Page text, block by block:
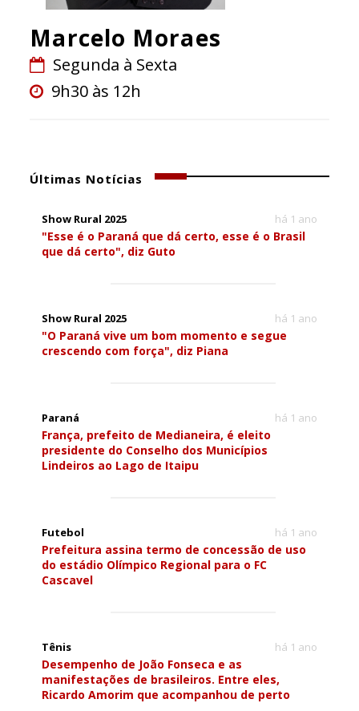
Marcelo Moraes
Segunda à Sexta
9h30 às 12h
Últimas Notícias
Show Rural 2025 há 1 ano
"Esse é o Paraná que dá certo, esse é o Brasil
que dá certo", diz Guto
Show Rural 2025 há 1 ano
"O Paraná vive um bom momento e segue
crescendo com força", diz Piana
Paraná há 1 ano
França, prefeito de Medianeira, é eleito
presidente do Conselho dos Municípios
Lindeiros ao Lago de Itaipu
Futebol há 1 ano
Prefeitura assina termo de concessão de uso
do estádio Olímpico Regional para o FC
Cascavel
Tênis há 1 ano
Desempenho de João Fonseca e as
manifestações de brasileiros. Entre eles,
Ricardo Amorim que acompanhou de perto